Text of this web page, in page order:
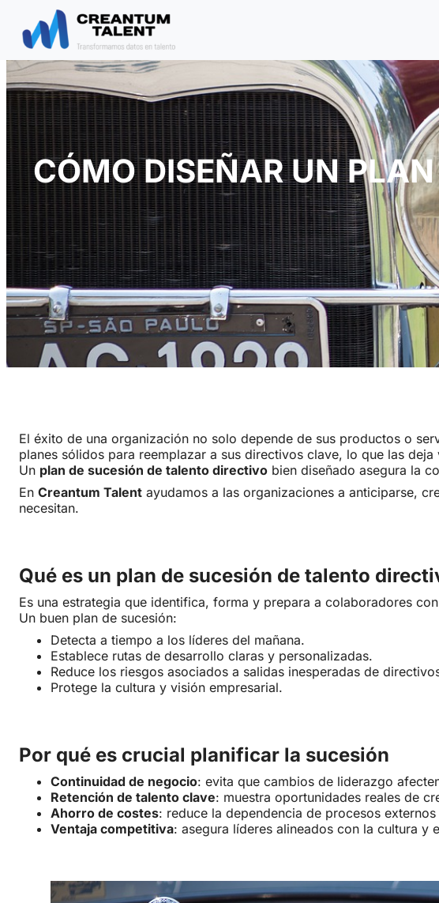
contenido
CÓMO DISEÑAR UN
El éxito de una organización no solo depende de sus productos o
planes sólidos para reemplazar a sus directivos clave, lo que las
Un plan de sucesión de talento directivo bien diseñado asegura la
En Creantum Talent ayudamos a las organizaciones a anticiparse,
necesitan.
Qué es un plan de sucesión de talento
Es una estrategia que identifica, forma y prepara a colaboradores
Un buen plan de sucesión:
Detecta a tiempo a los líderes del mañana.
Establece rutas de desarrollo claras y personalizadas.
Reduce los riesgos asociados a salidas inesperadas de
Protege la cultura y visión empresarial.
Por qué es crucial planificar la sucesión
Continuidad de negocio: evita que cambios de liderazgo
Retención de talento clave: muestra oportunidades reales de
Ahorro de costes: reduce la dependencia de procesos
Ventaja competitiva: asegura líderes alineados con la cultura y